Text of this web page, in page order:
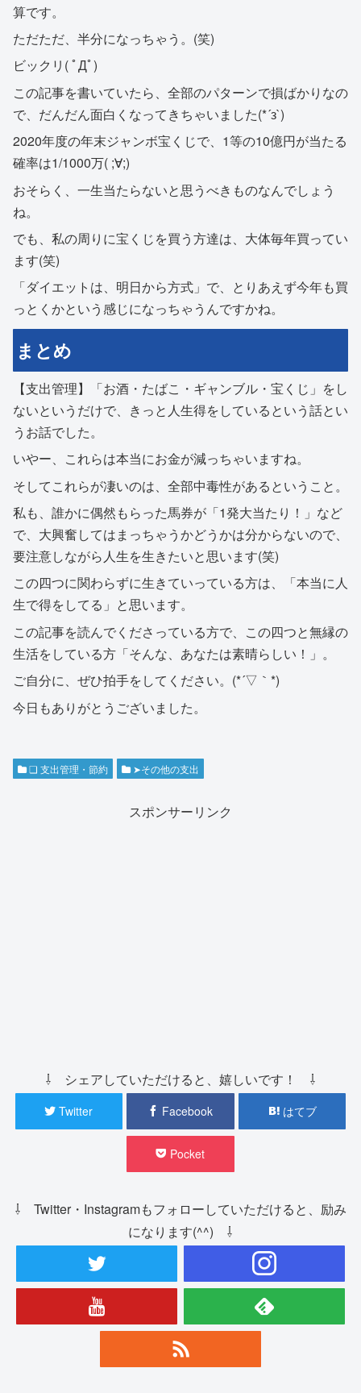
算です。
ただただ、半分になっちゃう。(笑)
ビックリ( ﾟДﾟ)
この記事を書いていたら、全部のパターンで損ばかりなの
で、だんだん面白くなってきちゃいました(*´з`)
2020年度の年末ジャンボ宝くじで、1等の10億円が当たる
確率は1/1000万( ;∀;)
おそらく、一生当たらないと思うべきものなんでしょう
ね。
でも、私の周りに宝くじを買う方達は、大体毎年買ってい
ます(笑)
「ダイエットは、明日から方式」で、とりあえず今年も買
っとくかという感じになっちゃうんですかね。
まとめ
【支出管理】「お酒・たばこ・ギャンブル・宝くじ」をし
ないというだけで、きっと人生得をしているという話とい
うお話でした。
いやー、これらは本当にお金が減っちゃいますね。
そしてこれらが凄いのは、全部中毒性があるということ。
私も、誰かに偶然もらった馬券が「1発大当たり！」など
で、大興奮してはまっちゃうかどうかは分からないので、
要注意しながら人生を生きたいと思います(笑)
この四つに関わらずに生きていっている方は、「本当に人
生で得をしてる」と思います。
この記事を読んでくださっている方で、この四つと無縁の
生活をしている方「そんな、あなたは素晴らしい！」。
ご自分に、ぜひ拍手をしてください。(*´▽｀*)
今日もありがとうございました。
❏ 支出管理・節約 ➤その他の支出
スポンサーリンク
⇩ シェアしていただけると、嬉しいです！ ⇩
Twitter Facebook はてブ
Pocket
⇩ Twitter・Instagramもフォローしていただけると、励み
になります(^^) ⇩